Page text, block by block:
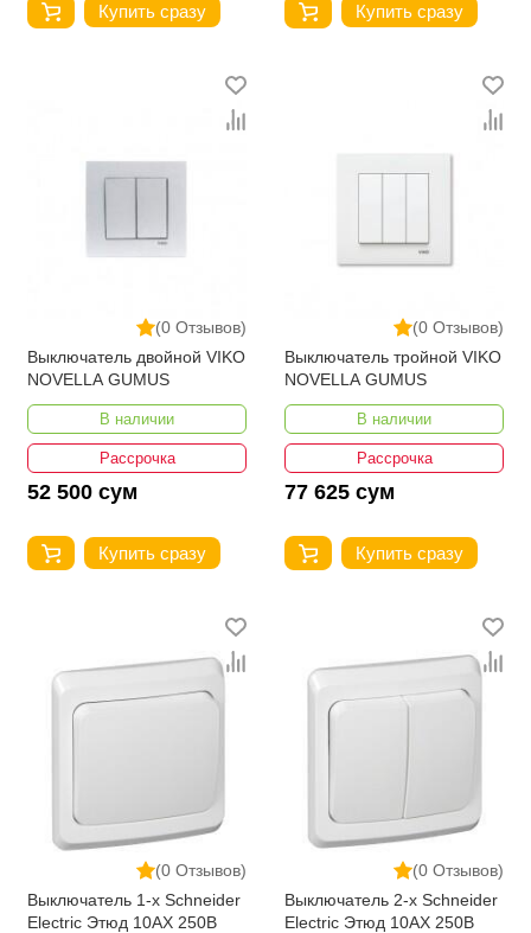
Купить сразу Купить сразу
(0 Отзывов)
Выключатель двойной VIKO
NOVELLA GUMUS
В наличии
Рассрочка
52 500 сум
Купить сразу
(0 Отзывов)
Выключатель тройной VIKO
NOVELLA GUMUS
В наличии
Рассрочка
77 625 сум
Купить сразу
(0 Отзывов)
Выключатель 1-х Schneider
Electric Этюд 10АХ 250В
(0 Отзывов)
Выключатель 2-х Schneider
Electric Этюд 10АХ 250В